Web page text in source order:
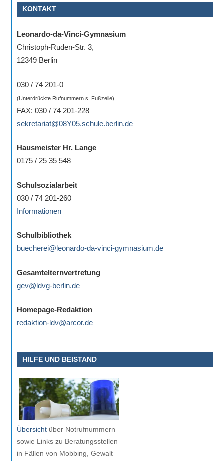
eine
nicht
finden,
stehen
Ende
jeder
Seite
verschiedene
KONTAKT
Leonardo-da-Vinci-Gymnasium
Christoph-Ruden-Str. 3,
12349 Berlin
030 / 74 201-0
(Unterdrückte Rufnummern s. Fußzeile)
FAX: 030 / 74 201-228
sekretariat@08Y05.schule.berlin.de
Hausmeister Hr. Lange
0175 / 25 35 548
Schulsozialarbeit
030 / 74 201-260
Informationen
Schulbibliothek
buecherei@leonardo-da-vinci-gymnasium.de
Gesamtelternvertretung
gev@ldvg-berlin.de
Homepage-Redaktion
redaktion-ldv@arcor.de
HILFE UND BEISTAND
Übersichtüber Notrufnummern
sowie Links zu Beratungsstellen
in Fällen von Mobbing, Gewalt